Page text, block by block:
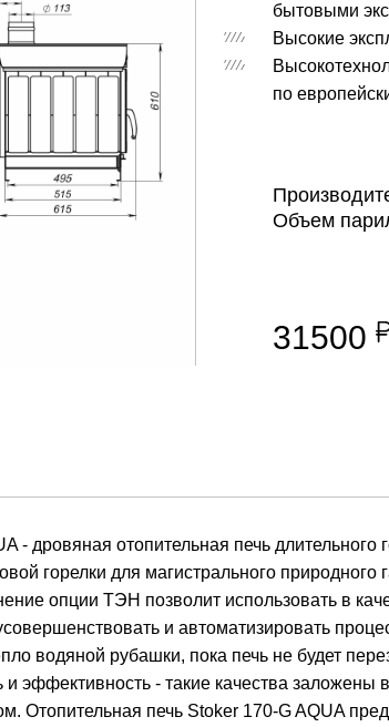
бытовыми
Высокие
по
Объем
31500
- дровяная отопительная печь
горелки для магистрального природного
опции ТЭН позволит использовать в
и автоматизировать
водяной рубашки, пока печь не будет
и эффективность - такие качества
Отопительная печь Stoker 170-G AQUA